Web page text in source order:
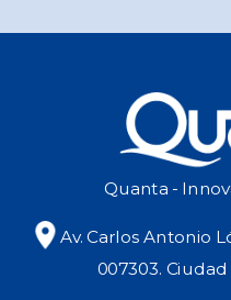
Quanta -
Av. Carlos Antonio
007303.